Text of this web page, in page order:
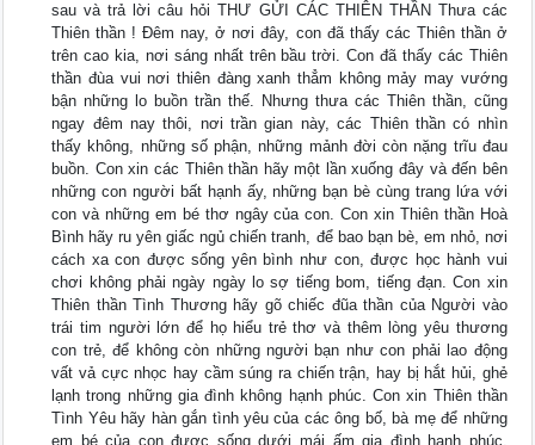
sau và trả lời câu hỏi THƯ GỬI CÁC THIÊN THẦN Thưa các
Thiên thần ! Đêm nay, ở nơi đây, con đã thấy các Thiên thần ở
trên cao kia, nơi sáng nhất trên bầu trời. Con đã thấy các Thiên
thần đùa vui nơi thiên đàng xanh thẳm không mảy may vướng
bận những lo buồn trần thế. Nhưng thưa các Thiên thần, cũng
ngay đêm nay thôi, nơi trần gian này, các Thiên thần có nhìn
thấy không, những số phận, những mảnh đời còn nặng trĩu đau
buồn. Con xin các Thiên thần hãy một lần xuống đây và đến bên
những con người bất hạnh ấy, những bạn bè cùng trang lứa với
con và những em bé thơ ngây của con. Con xin Thiên thần Hoà
Bình hãy ru yên giấc ngủ chiến tranh, để bao bạn bè, em nhỏ, nơi
cách xa con được sống yên bình như con, được học hành vui
chơi không phải ngày ngày lo sợ tiếng bom, tiếng đạn. Con xin
Thiên thần Tình Thương hãy gõ chiếc đũa thần của Người vào
trái tim người lớn để họ hiểu trẻ thơ và thêm lòng yêu thương
con trẻ, để không còn những người bạn như con phải lao động
vất vả cực nhọc hay cầm súng ra chiến trận, hay bị hắt hủi, ghẻ
lạnh trong những gia đình không hạnh phúc. Con xin Thiên thần
Tình Yêu hãy hàn gắn tình yêu của các ông bố, bà mẹ để những
em bé của con được sống dưới mái ấm gia đình hạnh phúc,